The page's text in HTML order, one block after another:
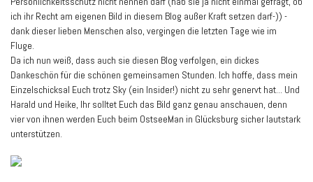
ich ihr Recht am eigenen Bild in diesem Blog außer Kraft setzen darf-)) -
dank dieser lieben Menschen also, vergingen die letzten Tage wie im
Fluge.
Da ich nun weiß, dass auch sie diesen Blog verfolgen, ein dickes
Dankeschön für die schönen gemeinsamen Stunden. Ich hoffe, dass mein
Einzelschicksal Euch trotz Sky (ein Insider!) nicht zu sehr genervt hat... Und
Harald und Heike, Ihr solltet Euch das Bild ganz genau anschauen, denn
vier von ihnen werden Euch beim OstseeMan in Glücksburg sicher lautstark
unterstützen.